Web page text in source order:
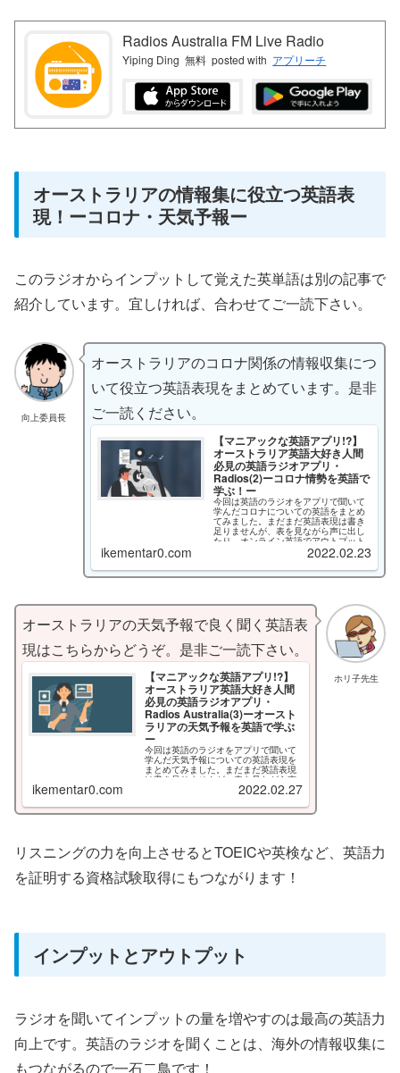
Radios Australia FM Live Radio
Yiping Ding 無料 posted with アプリーチ
オーストラリアの情報集に役立つ英語表
現！ーコロナ・天気予報ー
このラジオからインプットして覚えた英単語は別の記事で
紹介しています。宜しければ、合わせてご一読下さい。
向上委員長
オーストラリアのコロナ関係の情報収集につ
いて役立つ英語表現をまとめています。是非
ご一読ください。
【マニアックな英語アプリ!?】
オーストラリア英語大好き人間
必見の英語ラジオアプリ・
Radios(2)ーコロナ情勢を英語で
学ぶ！ー
今回は英語のラジオをアプリで聞いて
学んだコロナについての英語をまとめ
てみました。まだまだ英語表現は書き
足りませんが、表を見ながら声に出し
たり、オンライン英語でアウトプット
したりして、英語力向上を目指してみ
ましょう。話題がまだまだタイムリー
なので、コロナ禍を逆手に取って、今
だからこその話題で楽しく英会話がで
ikementar0.com 2022.02.23
ホリ子先生
オーストラリアの天気予報で良く聞く英語表
現はこちらからどうぞ。是非ご一読下さい。
【マニアックな英語アプリ!?】
オーストラリア英語大好き人間
必見の英語ラジオアプリ・
Radios Australia(3)ーオースト
ラリアの天気予報を英語で学ぶ
ー
今回は英語のラジオをアプリで聞いて
学んだ天気予報についての英語表現を
まとめてみました。まだまだ英語表現
は書き足りませんが、表を見ながら声
に出したり、オンライン英語でアウト
してみましょう。使う単語や表現が国
よって大なり小なり異なるので、今後
ikementar0.com 2022.02.27
リスニングの力を向上させるとTOEICや英検など、英語力
を証明する資格試験取得にもつながります！
インプットとアウトプット
ラジオを聞いてインプットの量を増やすのは最高の英語力
向上です。英語のラジオを聞くことは、海外の情報収集に
もつながるので一石二鳥です！